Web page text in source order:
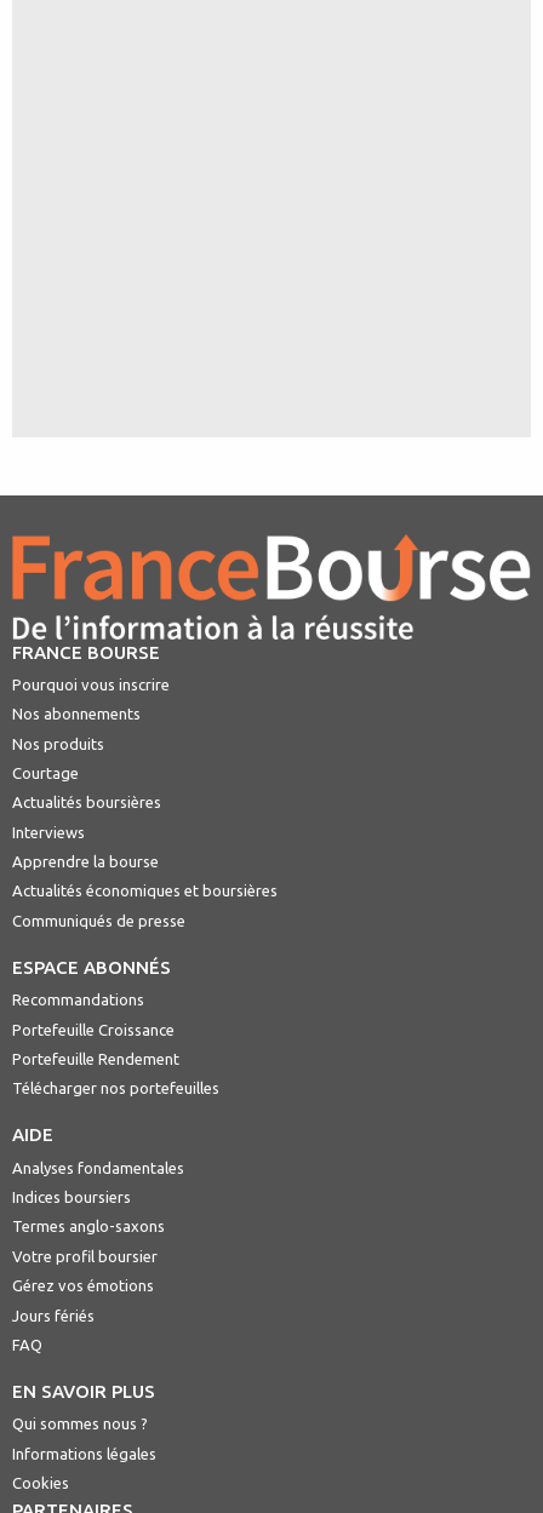
FRANCE BOURSE
Pourquoi vous inscrire
Nos abonnements
Nos produits
Courtage
Actualités boursières
Interviews
Apprendre la bourse
Actualités économiques et boursières
Communiqués de presse
ESPACE ABONNÉS
Recommandations
Portefeuille Croissance
Portefeuille Rendement
Télécharger nos portefeuilles
AIDE
Analyses fondamentales
Indices boursiers
Termes anglo-saxons
Votre profil boursier
Gérez vos émotions
Jours fériés
FAQ
EN SAVOIR PLUS
Qui sommes nous ?
Informations légales
Cookies